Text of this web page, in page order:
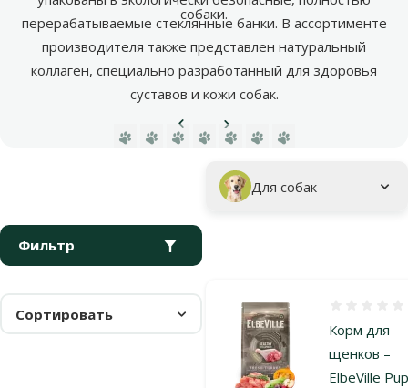
собаки.
перерабатываемые стеклянные банки. В ассортименте
производителя также представлен натуральный
коллаген, специально разработанный для здоровья
суставов и кожи собак.
Предыдущая страница
Следующая страница
Перейти на страницу 1
Подкатегория
Для собак
Фильтр
Сортировать
Корм для
щенков –
ElbeVille